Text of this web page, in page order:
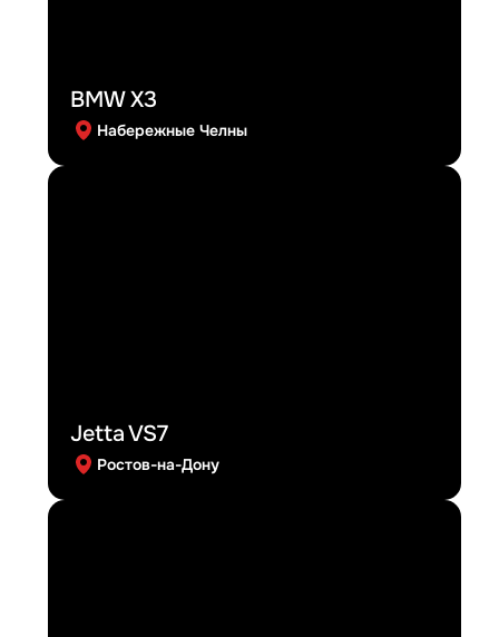
BMW X3
Набережные Челны
Jetta VS7
Ростов-на-Дону